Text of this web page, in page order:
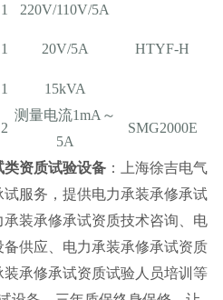
1 220V/110V/5A
1 20V/5A HTYF-H
1 15kVA
2
测量电流1mA～
5A
SMG2000E
资质试验设备 ：上海徐吉电气
服务，提供电力承装承修承试
装承修承试资质技术咨询、电
供应、电力承装承修承试资质
承修承试资质试验人员培训等